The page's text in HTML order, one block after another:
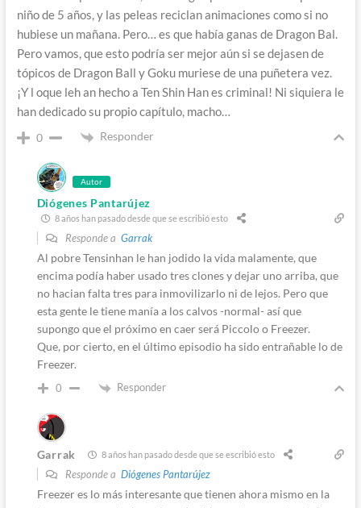
niño de 5 años, y las peleas reciclan animaciones como si no
hubiese un mañana. Pero… es que había ganas de Dragon Bal.
Pero vamos, que esto podría ser mejor aún si se dejasen de
tópicos de Dragon Ball y Goku muriese de una puñetera vez.
¡Y l oque leh an hecho a Ten Shin Han es criminal! Ni siquiera le
han dedicado su propio capítulo, macho…
0 Responder
Autor
Diógenes Pantarújez
8 años han pasado desde que se escribió esto
Responde a Garrak
Al pobre Tensinhan le han jodido la vida malamente, que
encima podía haber usado tres clones y dejar uno arriba, que
no hacian falta tres para inmovilizarlo ni de lejos. Pero que
esta gente le tiene manía a los calvos -normal- así que
supongo que el próximo en caer será Piccolo o Freezer.
Que, por cierto, en el último episodio ha sido entrañable lo de
Freezer.
0 Responder
Garrak 8 años han pasado desde que se escribió esto
Responde a Diógenes Pantarújez
Freezer es lo más interesante que tienen ahora mismo en la